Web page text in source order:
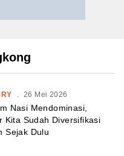
. 26 Mei 2026
Nasi Mendominasi,
Kita Sudah Diversifikasi
Sejak Dulu